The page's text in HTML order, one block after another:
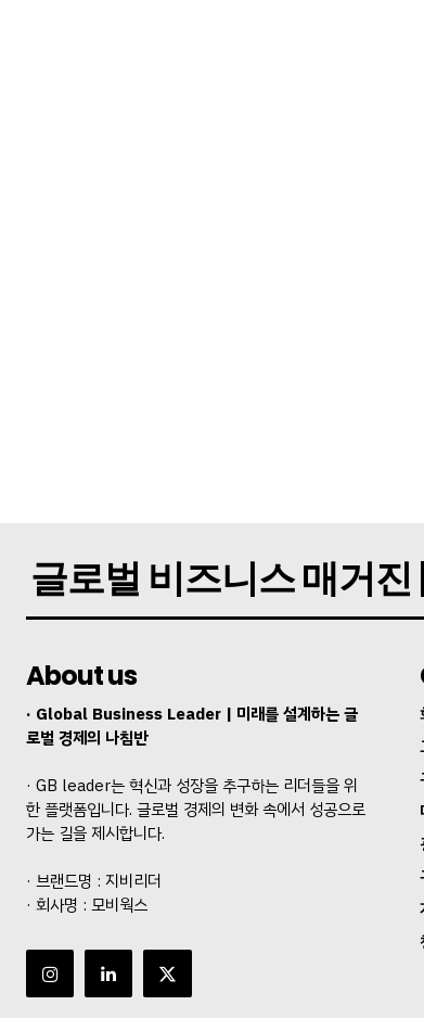
글로벌 비즈니스 매거진
About us
· Global Business Leader | 미래를 설계하는 글
로벌 경제의 나침반
· GB leader는 혁신과 성장을 추구하는 리더들을 위
한 플랫폼입니다. 글로벌 경제의 변화 속에서 성공으로
가는 길을 제시합니다.
· 브랜드명 : 지비리더
· 회사명 : 모비웍스